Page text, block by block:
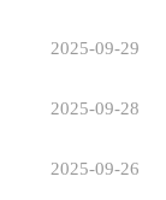
2025-09-29
2025-09-28
2025-09-26